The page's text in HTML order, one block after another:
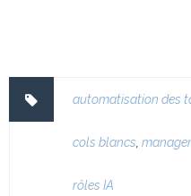
automatisation des
cols blancs
rôles IA